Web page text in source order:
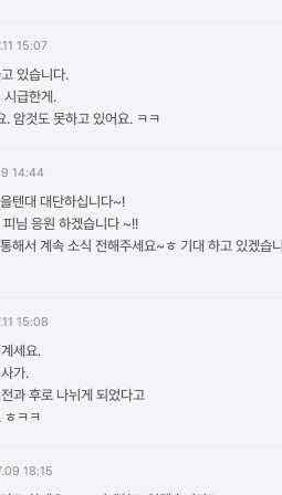
15:07
있습니다.
시급한게.
. 암것도 못하고 있어요. ㅋㅋ
14:44
텐대 대단하십니다~!
님 응원 하겠습니다 ~!!
해서 계속 소식 전해주세요~ㅎ 기대 하고 있겠습
15:08
세요.
가.
과 후로 나뉘게 되었다고
ㅎㅋㅋ
18:15